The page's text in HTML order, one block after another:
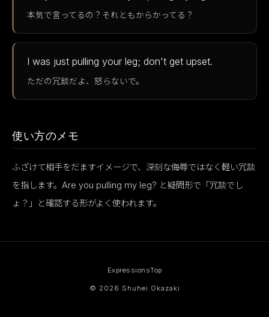
本気で言ってるの？それともからかってる？
I was just pulling your leg; don't get upset.
ただの冗談だよ、怒らないで。
使い方のメモ
ふざけて相手をだますイメージで、深刻な侮辱ではなく軽い冗談
を指します。Are you pulling my leg? と疑問形で「冗談でし
ょ？」と確認する形がよく使われます。
ExpressionsTop
© 2026 Shuhei Okazaki